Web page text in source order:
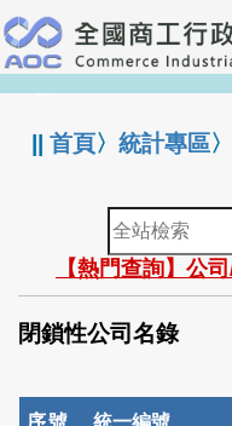
跳
到
主
要
:::
||首頁〉統計專區〉
全
站
檢
索
【熱門查詢】公
閉鎖性公司名錄
序號 統一編號